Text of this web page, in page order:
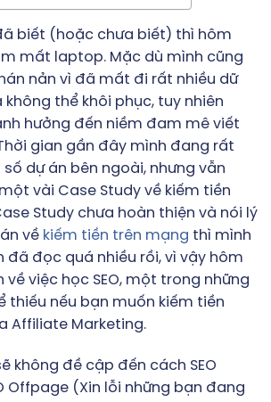
biết (hoặc chưa biết) thì hôm
mất laptop. Mặc dù mình cũng
nản vì đã mất đi rất nhiều dữ
không thể khôi phục, tuy nhiên
hưởng đến niềm đam mê viết
gian gần đây mình đang rất
dự án bên ngoài, nhưng vẫn
vài Case Study về kiếm tiền
Study chưa hoàn thiện và nói lý
về kiếm tiền trên mạng thì mình
đã đọc quá nhiều rồi, vì vậy hôm
về việc học SEO, một trong những
thiếu nếu bạn muốn kiếm tiền
Affiliate Marketing.
không đề cập đến cách SEO
Offpage (Xin lỗi những bạn đang